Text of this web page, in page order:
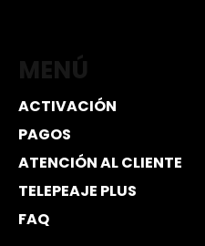
MENÚ
ACTIVACIÓN
PAGOS
ATENCIÓN AL CLIENTE
TELEPEAJE PLUS
FAQ